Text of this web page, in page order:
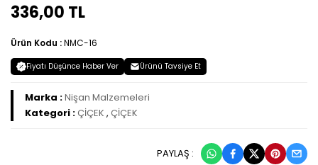
336,00 TL
Ürün Kodu :NMC-16
Fiyatı Düşünce Haber Ver Ürünü Tavsiye Et
Marka :Nişan Malzemeleri
Kategori :ÇİÇEK , ÇİÇEK
PAYLAŞ :